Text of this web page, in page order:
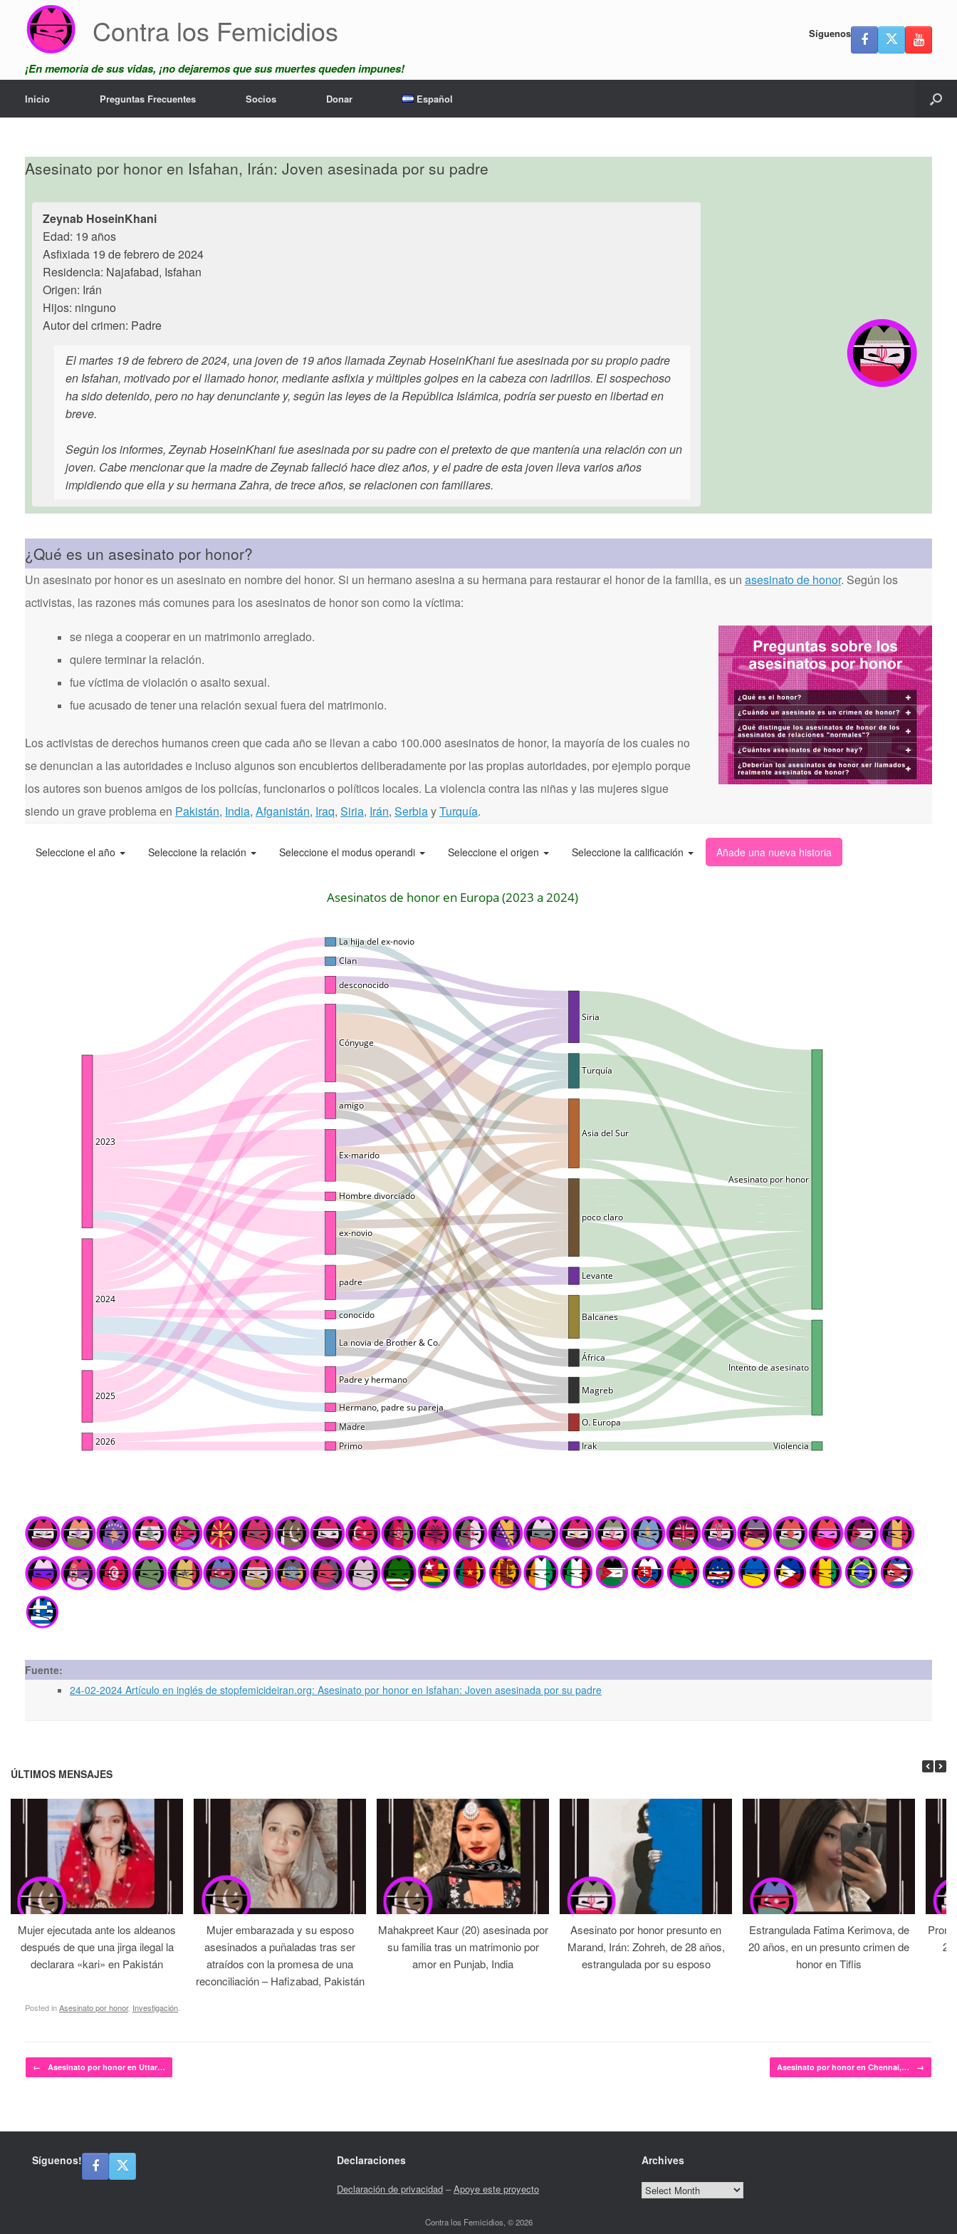
content
Contra los Femicidios
¡En memoria de sus vidas, ¡no dejaremos que sus muertes queden impunes!
Síguenos
Inicio Preguntas Frecuentes Socios Donar Español
Asesinato por honor en Isfahan, Irán: Joven asesinada por su padre
Zeynab HoseinKhani
Edad: 19 años
Asfixiada 19 de febrero de 2024
Residencia: Najafabad, Isfahan
Origen: Irán
Hijos: ninguno
Autor del crimen: Padre
El martes 19 de febrero de 2024, una joven de 19 años llamada Zeynab HoseinKhani fue asesinada por su propio padre
en Isfahan, motivado por el llamado honor, mediante asfixia y múltiples golpes en la cabeza con ladrillos. El sospechoso
ha sido detenido, pero no hay denunciante y, según las leyes de la República Islámica, podría ser puesto en libertad en
breve.
Según los informes, Zeynab HoseinKhani fue asesinada por su padre con el pretexto de que mantenía una relación con un
joven. Cabe mencionar que la madre de Zeynab falleció hace diez años, y el padre de esta joven lleva varios años
impidiendo que ella y su hermana Zahra, de trece años, se relacionen con familiares.
¿Qué es un asesinato por honor?
Un asesinato por honor es un asesinato en nombre del honor. Si un hermano asesina a su hermana para restaurar el honor de la familia, es un asesinato de honor. Según los
activistas, las razones más comunes para los asesinatos de honor son como la víctima:
se niega a cooperar en un matrimonio arreglado.
quiere terminar la relación.
fue víctima de violación o asalto sexual.
fue acusado de tener una relación sexual fuera del matrimonio.
Los activistas de derechos humanos creen que cada año se llevan a cabo 100.000 asesinatos de honor, la mayoría de los cuales no
se denuncian a las autoridades e incluso algunos son encubiertos deliberadamente por las propias autoridades, por ejemplo porque
los autores son buenos amigos de los policías, funcionarios o políticos locales. La violencia contra las niñas y las mujeres sigue
siendo un grave problema en Pakistán, India, Afganistán, Iraq, Siria, Irán, SerbiayTurquía.
Fuente:
24-02-2024 Artículo en inglés de stopfemicideiran.org: Asesinato por honor en Isfahan: Joven asesinada por su padre
ÚLTIMOS MENSAJES
Mujer ejecutada ante los aldeanos
después de que una jirga ilegal la
declarara «kari» en Pakistán
Mujer embarazada y su esposo
asesinados a puñaladas tras ser
atraídos con la promesa de una
reconciliación – Hafizabad, Pakistán
Mahakpreet Kaur (20) asesinada por
su familia tras un matrimonio por
amor en Punjab, India
Asesinato por honor presunto en
Marand, Irán: Zohreh, de 28 años,
estrangulada por su esposo
Estrangulada Fatima Kerimova, de
20 años, en un presunto crimen de
honor en Tiflis
22
Posted inAsesinato por honor, Investigación
Post navigation
← Asesinato por honor en Uttar… Asesinato por honor en Chennai,… →
Síguenos! Declaraciones
Declaración de privacidad–Apoye este proyecto
Archives
Archives
Contra los Femicidios, © 2026